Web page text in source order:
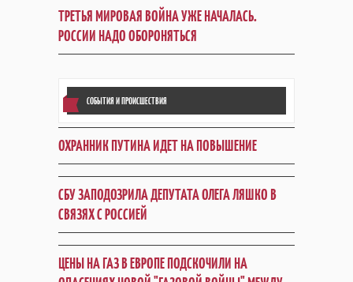
ТРЕТЬЯ МИРОВАЯ ВОЙНА УЖЕ НАЧАЛАСЬ.
РОССИИ НАДО ОБОРОНЯТЬСЯ
СОБЫТИЯ И ПРОИСШЕСТВИЯ
ОХРАННИК ПУТИНА ИДЕТ НА ПОВЫШЕНИЕ
СБУ ЗАПОДОЗРИЛА ДЕПУТАТА ОЛЕГА ЛЯШКО В
СВЯЗЯХ С РОССИЕЙ
ЦЕНЫ НА ГАЗ В ЕВРОПЕ ПОДСКОЧИЛИ НА